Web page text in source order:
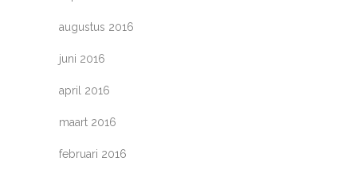
augustus 2016
juni 2016
april 2016
maart 2016
februari 2016